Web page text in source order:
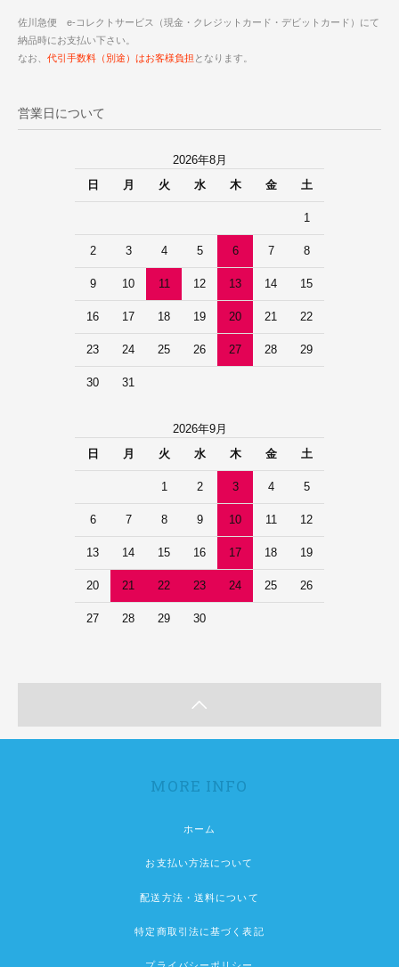
佐川急便 e-コレクトサービス（現金・クレジットカード・デビットカード）にて
納品時にお支払い下さい。
なお、 代引手数料（別途）はお客様負担 となります。
営業日について
2026年8月
日
月 火 水 木 金 土
1
2 3 4 5 6 7 8
9 10 11 12 13 14 15
16 17 18 19 20 21 22
23 24 25 26 27 28 29
30 31
2026年9月
日
月 火 水 木 金 土
1 2 3 4 5
6 7 8 9 10 11 12
13 14 15 16 17 18 19
20 21 22 23 24 25 26
27 28 29 30
MORE INFO
ホーム
お支払い方法について
配送方法・送料について
特定商取引法に基づく表記